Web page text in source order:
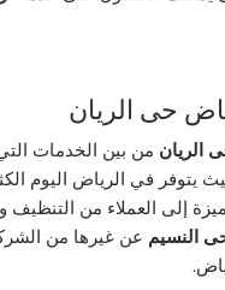
حى الريان
الريان من بين الخدمات
يتوفر في الرياض اليوم
إلى العملاء من
النسيم عن غيرها من